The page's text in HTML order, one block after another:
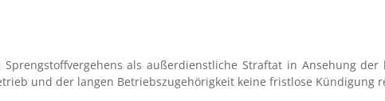
als außerdienstliche Straftat in Ansehung
und der langen Betriebszugehörigkeit keine fristlose Kündigung